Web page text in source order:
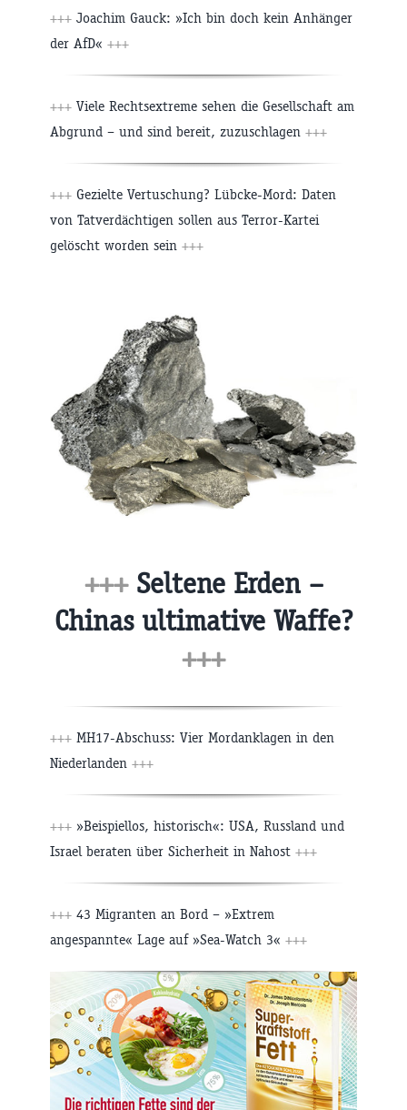
+++ Joachim Gauck: »Ich bin doch kein Anhänger
der AfD« +++
+++ Viele Rechtsextreme sehen die Gesellschaft am
Abgrund – und sind bereit, zuzuschlagen +++
+++ Gezielte Vertuschung? Lübcke-Mord: Daten
von Tatverdächtigen sollen aus Terror-Kartei
gelöscht worden sein +++
+++Seltene Erden –
Chinas ultimative Waffe?
+++
+++ MH17-Abschuss: Vier Mordanklagen in den
Niederlanden +++
+++ »Beispiellos, historisch«: USA, Russland und
Israel beraten über Sicherheit in Nahost +++
+++ 43 Migranten an Bord – »Extrem
angespannte« Lage auf »Sea-Watch 3« +++